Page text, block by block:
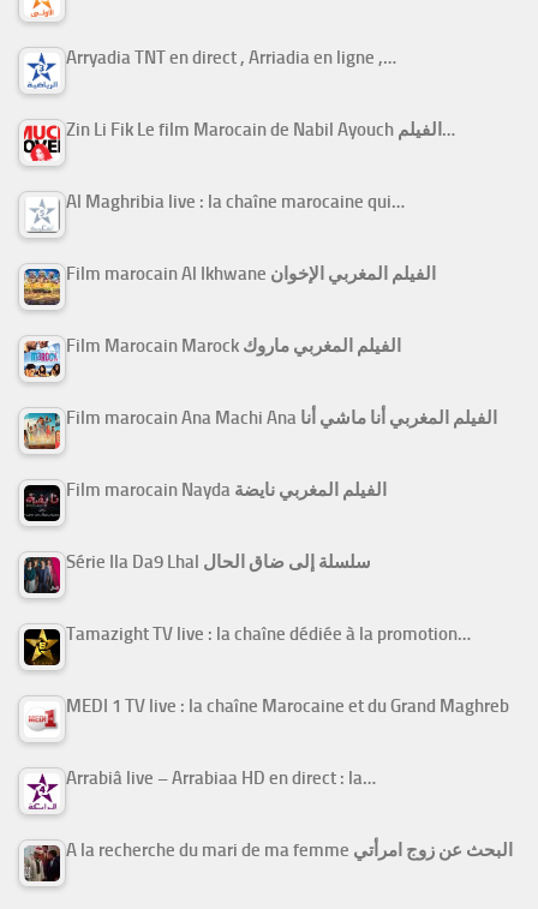
Arryadia TNT en direct , Arriadia en ligne ,…
Zin Li Fik Le film Marocain de Nabil Ayouch الفيلم…
Al Maghribia live : la chaîne marocaine qui…
Film marocain Al Ikhwane الفيلم المغربي الإخوان
Film Marocain Marock الفيلم المغربي ماروك
Film marocain Ana Machi Ana الفيلم المغربي أنا ماشي أنا
Film marocain Nayda الفيلم المغربي نايضة
Série Ila Da9 Lhal سلسلة إلى ضاق الحال
Tamazight TV live : la chaîne dédiée à la promotion…
MEDI 1 TV live : la chaîne Marocaine et du Grand Maghreb
Arrabiâ live – Arrabiaa HD en direct : la…
A la recherche du mari de ma femme البحث عن زوج امرأتي